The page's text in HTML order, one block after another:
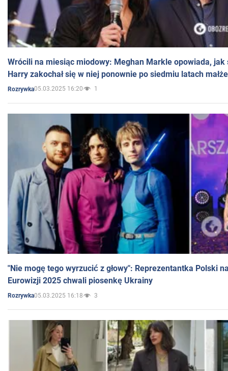
Wrócili na miesiąc miodowy: Meghan Markle opowiada, jak
Harry zakochał się w niej ponownie po siedmiu latach
Rozrywka05.03.2025 16:20 1
"Nie mogę tego wyrzucić z głowy": Reprezentantka Polski
Eurowizji 2025 chwali piosenkę Ukrainy
Rozrywka05.03.2025 16:18 3